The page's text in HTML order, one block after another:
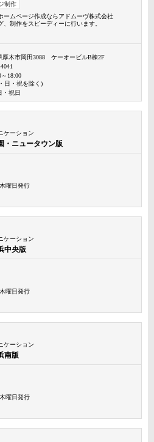
制作
ームページ作成ならアドムーヴ株式会社
制作をスピーディーに行います。
厚木市岡田3088 ケーオービルB棟2F
～18:00
日・祝を除く)
・祝日
ケーション
・ニュータウン版
木曜日発行
ケーション
中央版
木曜日発行
ケーション
南版
木曜日発行